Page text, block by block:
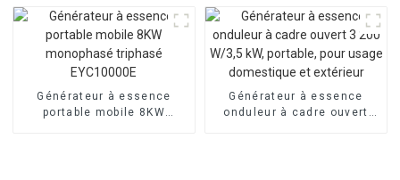
cylindres, démarrage
électrique
3000 tr/min 25 ch
Générateur à essence
portable mobile 8KW
Générateur à essence
onduleur à cadre ouvert